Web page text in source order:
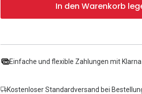
In den Warenkorb
Einfache und flexible Zahlungen mit Klarna
Kostenloser Standardversand bei